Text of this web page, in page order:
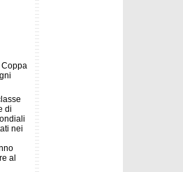
Coppa
di
nei
al